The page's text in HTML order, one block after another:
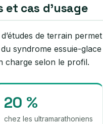
cas d’usage
de terrain permet
syndrome essuie-glace
charge selon le profil.
20 %
chez les ultramarathoniens